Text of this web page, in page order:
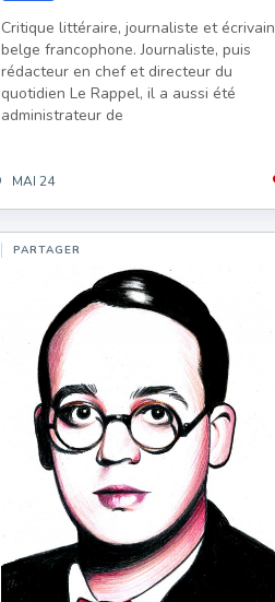
Critique littéraire, journaliste et écrivain
belge francophone. Journaliste, puis
rédacteur en chef et directeur du
quotidien Le Rappel, il a aussi été
administrateur de
MAI 24
PARTAGER